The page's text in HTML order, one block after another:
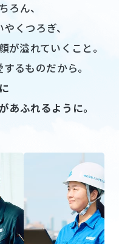
ろん、
くつろぎ、
が溢れていくこと。
るものだから。
あふれるように。